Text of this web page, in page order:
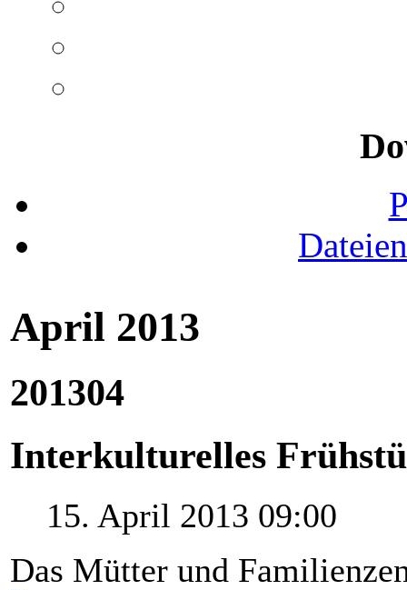
April 2013
201304
Interkulturelles
15. April 2013 09:00
Das Mütter und